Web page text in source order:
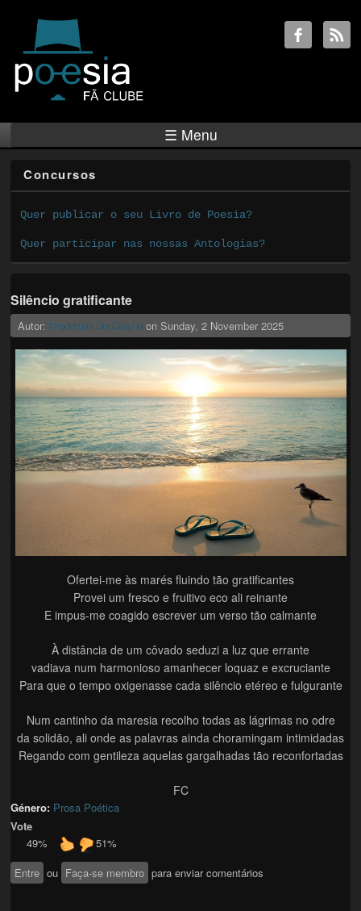
☰ Menu
Concursos
Quer publicar o seu Livro de Poesia?
Quer participar nas nossas Antologias?
Silêncio gratificante
Autor: Frederico De Castro on Sunday, 2 November 2025
Ofertei-me às marés fluindo tão gratificantes
Provei um fresco e fruitivo eco ali reinante
E impus-me coagido escrever um verso tão calmante
À distância de um côvado seduzi a luz que errante
vadiava num harmonioso amanhecer loquaz e excruciante
Para que o tempo oxigenasse cada silêncio etéreo e fulgurante
Num cantinho da maresia recolho todas as lágrimas no odre
da solidão, ali onde as palavras ainda choramingam intimidadas
Regando com gentileza aquelas gargalhadas tão reconfortadas
FC
Género: Prosa Poética
Vote
49%
51%
Entre ou Faça-se membro para enviar comentários